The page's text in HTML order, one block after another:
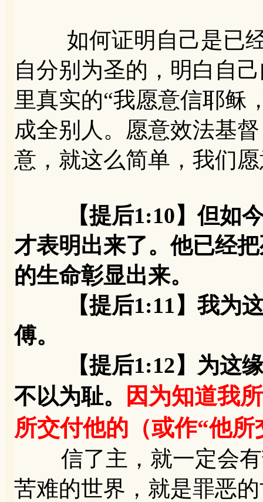
如何证明自己是已经
自分别为圣的，明白自
里真实的“我愿意信耶稣
成全别人。愿意效法基
意，就这么简单，我们
【提后1:10】但如
才表明出来了。他已经
的生命彰显出来。
【提后1:11】我为这
傅。
【提后1:12】为这缘
不以为耻。
因为知道我
所交付他的（或作“他
信了主，就一定会有
苦难的世界，就是罪恶